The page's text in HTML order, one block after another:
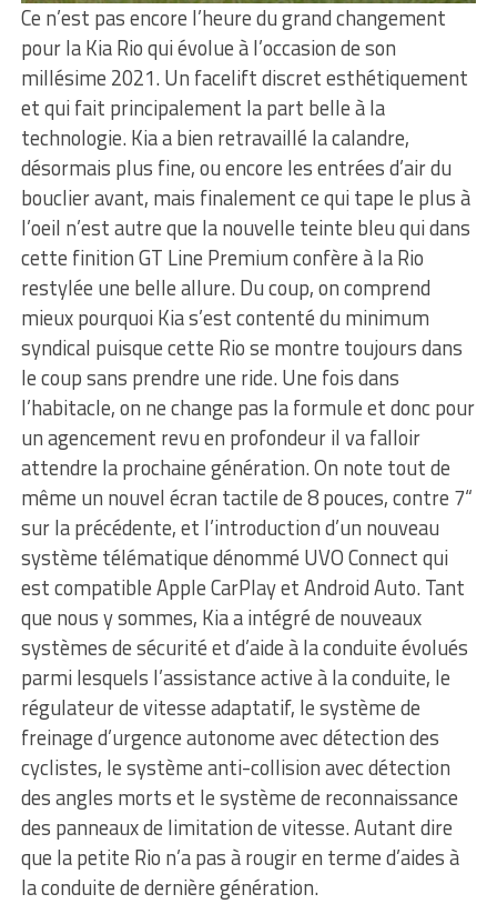
Ce n’est pas encore l’heure du grand changement
pour la Kia Rio qui évolue à l’occasion de son
millésime 2021. Un facelift discret esthétiquement
et qui fait principalement la part belle à la
technologie. Kia a bien retravaillé la calandre,
désormais plus fine, ou encore les entrées d’air du
bouclier avant, mais finalement ce qui tape le plus à
l’oeil n’est autre que la nouvelle teinte bleu qui dans
cette finition GT Line Premium confère à la Rio
restylée une belle allure. Du coup, on comprend
mieux pourquoi Kia s’est contenté du minimum
syndical puisque cette Rio se montre toujours dans
le coup sans prendre une ride. Une fois dans
l’habitacle, on ne change pas la formule et donc pour
un agencement revu en profondeur il va falloir
attendre la prochaine génération. On note tout de
même un nouvel écran tactile de 8 pouces, contre 7“
sur la précédente, et l’introduction d’un nouveau
système télématique dénommé UVO Connect qui
est compatible Apple CarPlay et Android Auto. Tant
que nous y sommes, Kia a intégré de nouveaux
systèmes de sécurité et d’aide à la conduite évolués
parmi lesquels l’assistance active à la conduite, le
régulateur de vitesse adaptatif, le système de
freinage d’urgence autonome avec détection des
cyclistes, le système anti-collision avec détection
des angles morts et le système de reconnaissance
des panneaux de limitation de vitesse. Autant dire
que la petite Rio n’a pas à rougir en terme d’aides à
la conduite de dernière génération.